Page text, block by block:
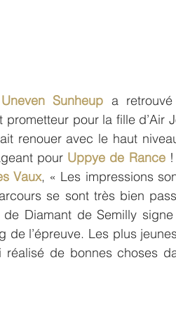
Uneven Sunheup a
pour la fille d’Air
renouer avec le haut
pour Uppye de Rance !
Vaux, « Les impressions
se sont très bien
Diamant de Semilly
de l’épreuve. Les plus
réalisé de bonnes choses